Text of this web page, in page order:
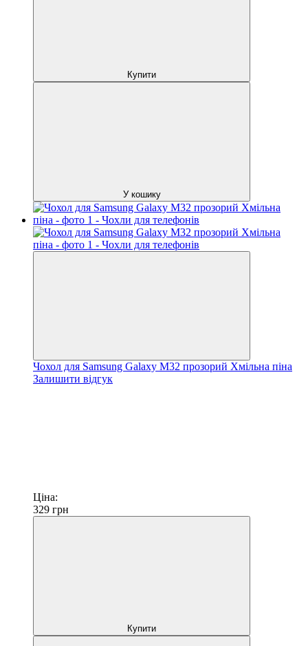
Купити
У кошику
Чохол для Samsung Galaxy M32 прозорий Хмільна піна
Залишити відгук
Ціна:
329 грн
Купити